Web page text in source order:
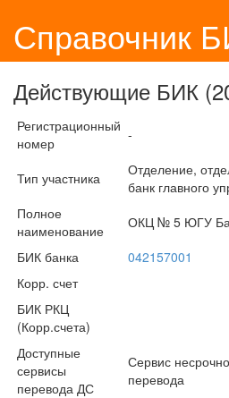
Справочник
Действующие БИК
Регистрационный
номер
-
Тип участника
Отделение,
банк главного
Полное
наименование
ОКЦ № 5 ЮГУ
БИК банка
042157001
Корр. счет
БИК РКЦ
(Корр.счета)
Доступные
сервисы
перевода ДС
Сервис
перевода